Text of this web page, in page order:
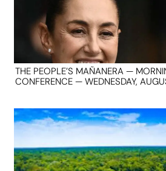
THE PEOPLE’S MAÑANERA —
CONFERENCE — WEDNESDAY,